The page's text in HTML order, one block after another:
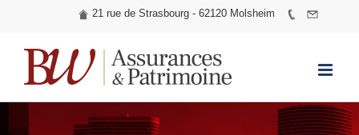
21 rue de Strasbourg - 62120 Molsheim
Skip